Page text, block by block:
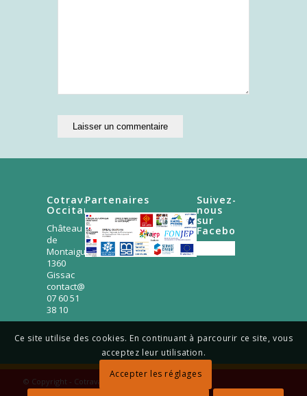
Cotravaux
Occitanie
Château
de
Montaigut
1360
Gissac
contact@occitanie.cotravaux.org
07 60 51
38 10
Partenaires Suivez-
nous
sur
Facebook
© Copyright - Cotravaux Occitanie 2024
Ce site utilise des cookies. En continuant à parcourir ce site, vous
acceptez leur utilisation.
Accepter les réglages